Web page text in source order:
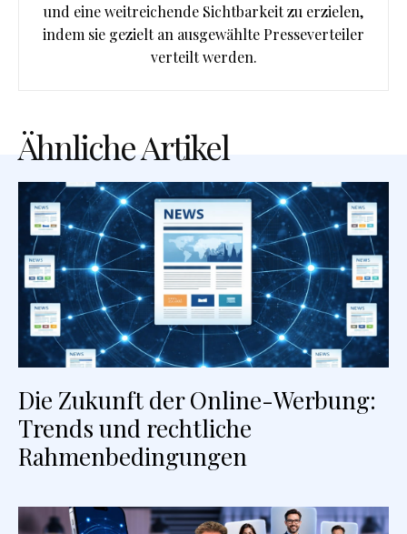
und eine weitreichende Sichtbarkeit zu erzielen,
indem sie gezielt an ausgewählte Presseverteiler
verteilt werden.
Ähnliche Artikel
Die Zukunft der Online-Werbung:
Trends und rechtliche
Rahmenbedingungen